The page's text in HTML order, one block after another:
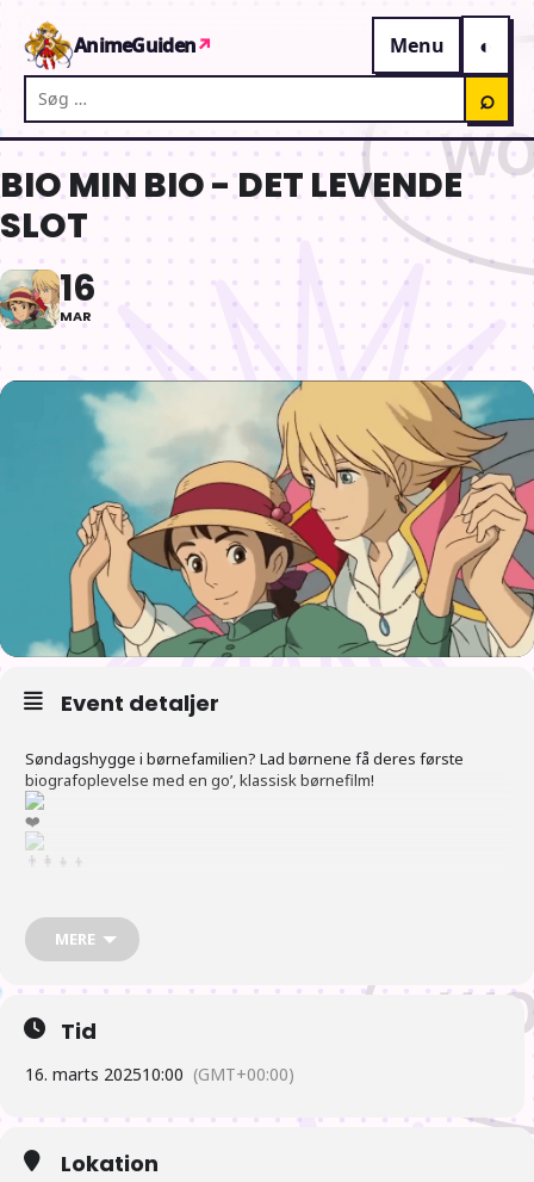
AnimeGuiden↗
Menu
Søg på AnimeGuiden
⌕
BIO MIN BIO - DET LEVENDE
SLOT
16
MAR
Event detaljer
Søndagshygge i børnefamilien? Lad børnene få deres første
biografoplevelse med en go’, klassisk børnefilm!
I Odense hyggeligste biograf inviterer vi til BIO MIN BIO. Her kan
børnene opleve vaskeægte filmperler på det store lærred – og
Den 16. marts kl. 10 OG kl. 12.20 viser vi DET LEVENDE SLOT – den
Med en kop varm kakao, lidt kage og måske chokolade til – så er
MERE
Tid
16. marts 202510:00 (GMT+00:00)
Lokation